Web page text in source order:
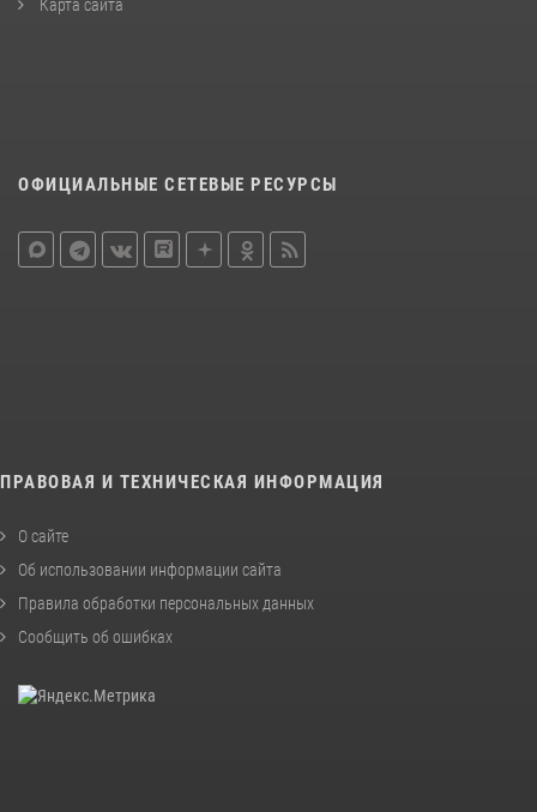
Карта сайта
ОФИЦИАЛЬНЫЕ СЕТЕВЫЕ РЕСУРСЫ
ПРАВОВАЯ И ТЕХНИЧЕСКАЯ ИНФОРМАЦИЯ
О сайте
Об использовании информации сайта
Правила обработки персональных данных
Сообщить об ошибках